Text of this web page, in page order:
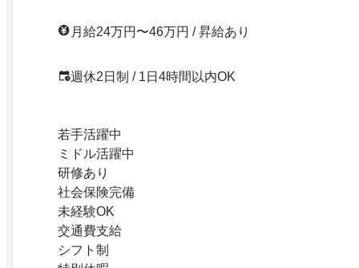
月給24万円〜46万円 / 昇給あり
週休2日制 / 1日4時間以内OK
若手活躍中
ミドル活躍中
研修あり
社会保険完備
未経験OK
交通費支給
シフト制